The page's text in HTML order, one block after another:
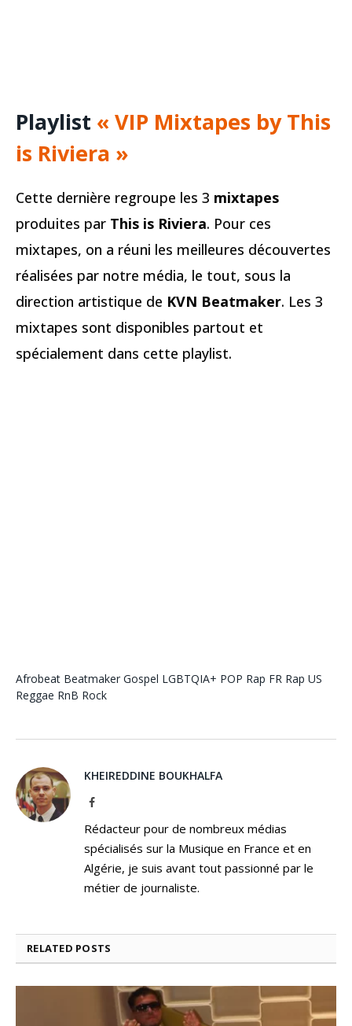
Playlist « VIP Mixtapes by This
is Riviera »
Cette dernière regroupe les 3 mixtapes
produites par This is Riviera. Pour ces
mixtapes, on a réuni les meilleures découvertes
réalisées par notre média, le tout, sous la
direction artistique de KVN Beatmaker. Les 3
mixtapes sont disponibles partout et
spécialement dans cette playlist.
Afrobeat Beatmaker Gospel LGBTQIA+ POP Rap FR Rap US
Reggae RnB Rock
KHEIREDDINE BOUKHALFA
Facebook
Rédacteur pour de nombreux médias
spécialisés sur la Musique en France et en
Algérie, je suis avant tout passionné par le
métier de journaliste.
RELATED POSTS